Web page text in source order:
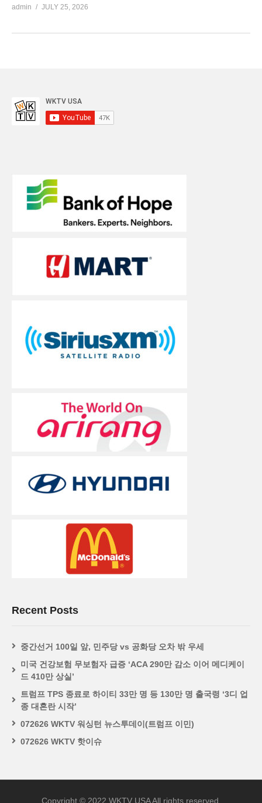
admin JULY 25, 2026
Recent Posts
중간선거 100일 앞, 민주당 vs 공화당 오차 밖 우세
미국 건강보험 무보험자 급증 ‘ACA 290만 감소 이어 메디케이
드 410만 상실’
트럼프 TPS 종료로 하이티 33만 명 등 130만 명 출국령 ‘3디 업
종 대혼란 시작’
072626 WKTV 워싱턴 뉴스투데이(트럼프 이민)
072626 WKTV 핫이슈
Copyright © 2022 WKTV USA All rights reserved.